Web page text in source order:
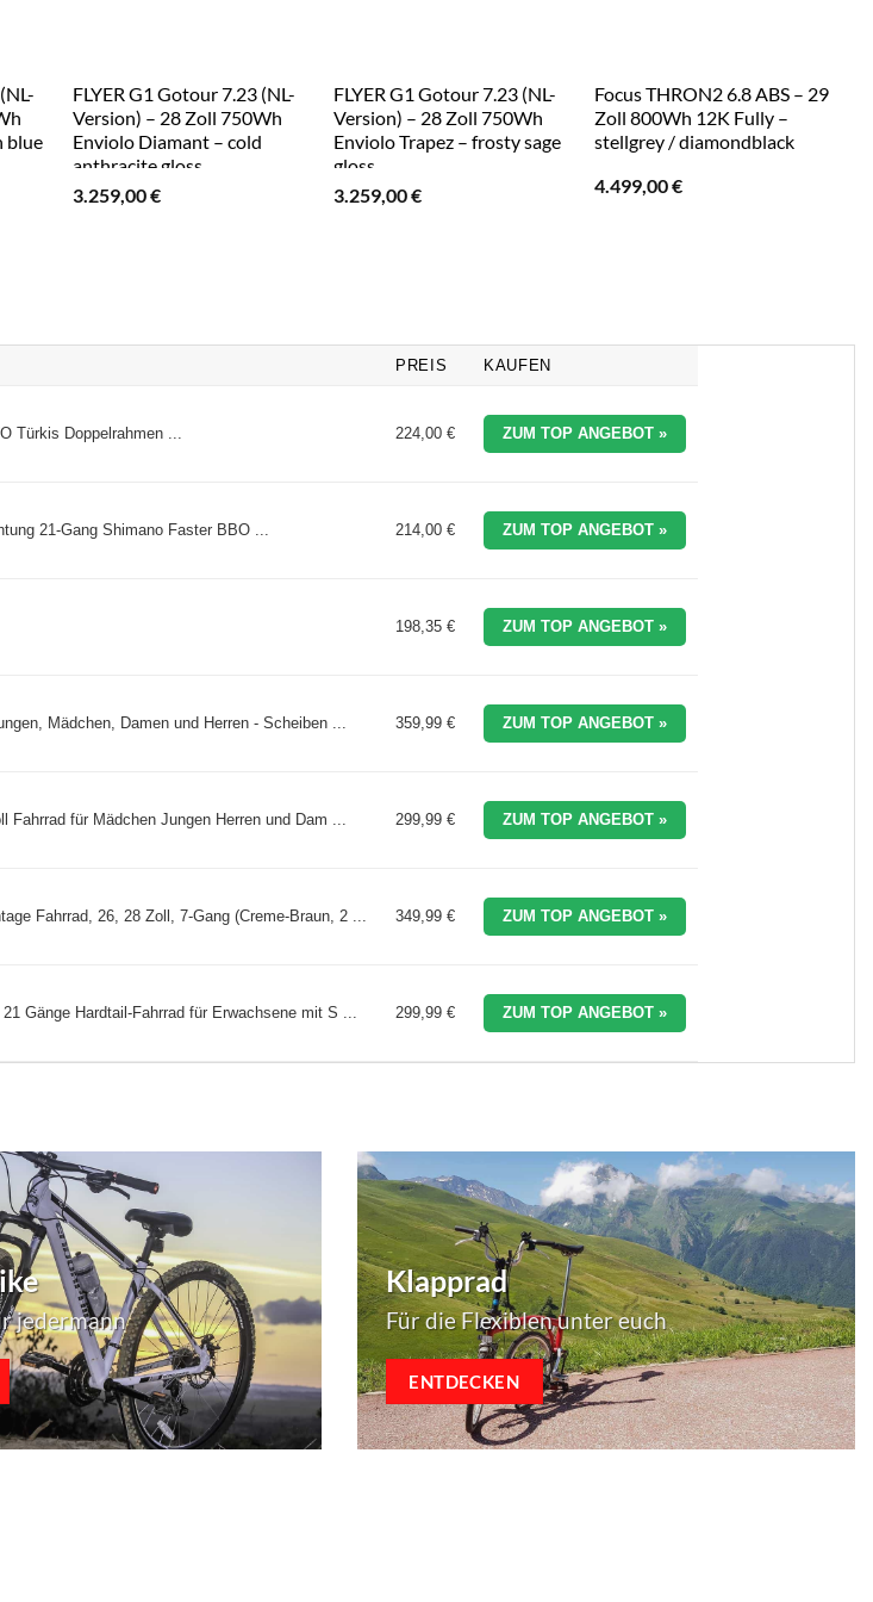
blue
FLYER G1 Gotour 7.23 (NL-
Version) – 28 Zoll 750Wh
Enviolo Diamant – cold
anthracite gloss
3.259,00€
FLYER G1 Gotour 7.23 (NL-
Version) – 28 Zoll 750Wh
Enviolo Trapez – frosty sage
gloss
3.259,00€
Focus THRON2 6.8 ABS – 29
Zoll 800Wh 12K Fully –
stellgrey / diamondblack
4.499,00€
PREIS KAUFEN
Türkis Doppelrahmen ... 224,00 € ZUM TOP ANGEBOT »
21-Gang Shimano Faster BBO ... 214,00 € ZUM TOP ANGEBOT »
198,35 € ZUM TOP ANGEBOT »
Mädchen, Damen und Herren - Scheiben ... 359,99 € ZUM TOP ANGEBOT »
für Mädchen Jungen Herren und Dam ... 299,99 € ZUM TOP ANGEBOT »
Fahrrad, 26, 28 Zoll, 7-Gang (Creme-Braun, 2 ... 349,99 € ZUM TOP ANGEBOT »
Gänge Hardtail-Fahrrad für Erwachsene mit S ... 299,99 € ZUM TOP ANGEBOT »
jedermann
Klapprad
Für die Flexiblen unter euch
ENTDECKEN